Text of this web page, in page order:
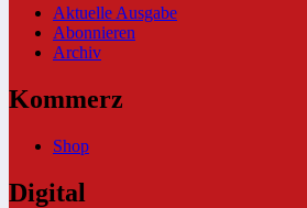
Aktuelle Ausgabe
Abonnieren
Archiv
Kommerz
Shop
Digital